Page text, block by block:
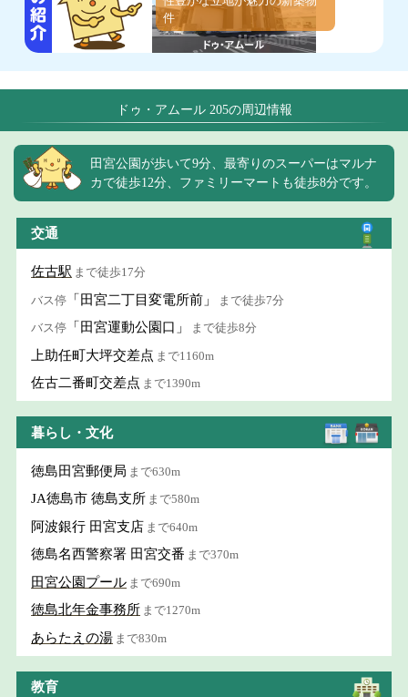
件
ドゥ・アムール 205の周辺情報
田宮公園が歩いて9分、最寄りのスーパーはマルナ
カで徒歩12分、ファミリーマートも徒歩8分です。
交通
佐古駅 まで徒歩17分
バス停 「田宮二丁目変電所前」 まで徒歩7分
バス停 「田宮運動公園口」 まで徒歩8分
上助任町大坪交差点 まで1160m
佐古二番町交差点 まで1390m
暮らし・文化
徳島田宮郵便局 まで630m
JA徳島市 徳島支所 まで580m
阿波銀行 田宮支店 まで640m
徳島名西警察署 田宮交番 まで370m
田宮公園プール まで690m
徳島北年金事務所 まで1270m
あらたえの湯 まで830m
教育